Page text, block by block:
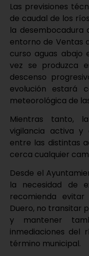
Las previsiones
de caudal de los
la desembocadura
entorno de Ventas
curso aguas abajo
vez se produzca
descenso
evolución estará
meteorológica de
Mientras tanto,
vigilancia activa y
entre las distintas
cerca cualquier
Desde el
la necesidad de
recomienda
Duero, no transitar
y mantener
inmediaciones del
término municipal.